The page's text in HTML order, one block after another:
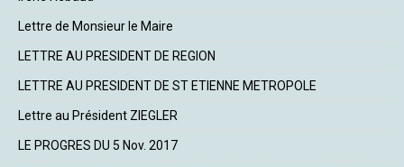
Lettre de Monsieur le Maire
LETTRE AU PRESIDENT DE REGION
LETTRE AU PRESIDENT DE ST ETIENNE METROPOLE
Lettre au Président ZIEGLER
LE PROGRES DU 5 Nov. 2017